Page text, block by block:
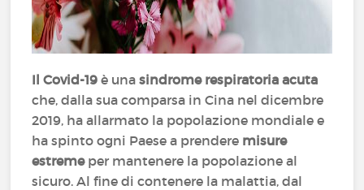
Il Covid-19 è unasindrome respiratoria acuta
che, dalla sua comparsa in Cina nel dicembre
2019, ha allarmato la popolazione mondiale e
ha spinto ogni Paese a prendere misure
estremeper mantenere la popolazione al
sicuro. Al fine di contenere la malattia, dal